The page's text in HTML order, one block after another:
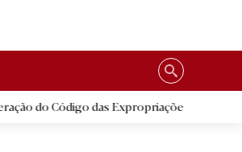
das Expropriações pode ajudar